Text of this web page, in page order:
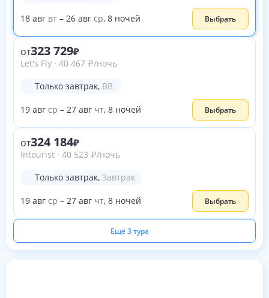
18 авг вт – 26 авг ср, 8 ночей Выбрать
от323 729
Let's Fly · 40 467 ₽/ночь
Только завтрак, BB.
19 авг ср – 27 авг чт, 8 ночей Выбрать
от324 184
Intourist · 40 523 ₽/ночь
Только завтрак, Завтрак
19 авг ср – 27 авг чт, 8 ночей Выбрать
Ещё 3 тура